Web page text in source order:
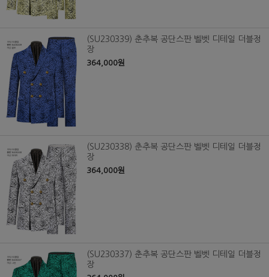
(SU230339) 춘추복 공단스판 벨벳 디테일 더블정
장
364,000원
(SU230338) 춘추복 공단스판 벨벳 디테일 더블정
장
364,000원
(SU230337) 춘추복 공단스판 벨벳 디테일 더블정
장